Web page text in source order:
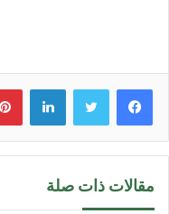
مقالات ذات صلة